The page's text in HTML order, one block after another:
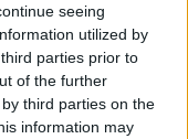
seeing
utilized by
parties prior to
of the further
third parties on the
information may
"Hasa Diga...